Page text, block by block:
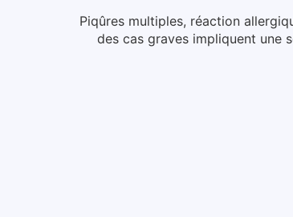
Piqûres multiples, réaction
des cas graves impliquent une